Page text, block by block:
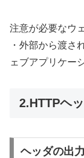
注意が必要なウ
・外部から渡さ
ェブアプリケー
2.HTTPヘ
ヘッダの出